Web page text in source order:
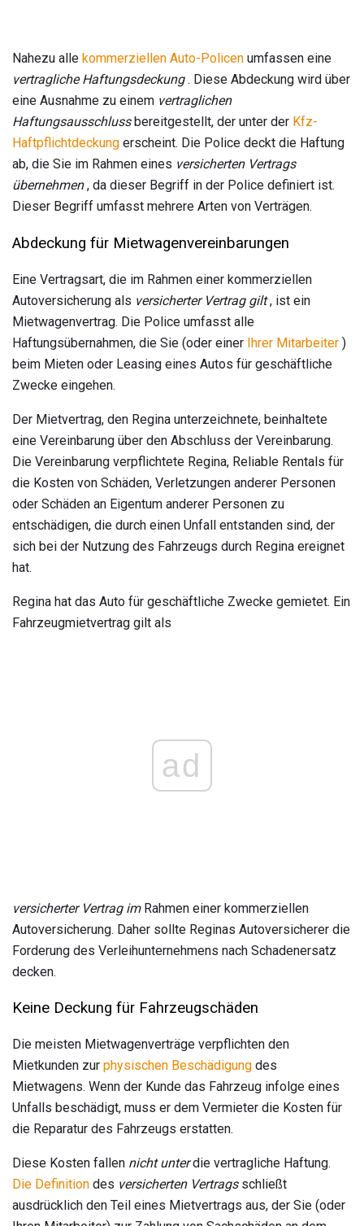
Nahezu alle kommerziellen Auto-Policen umfassen eine
vertragliche Haftungsdeckung. Diese Abdeckung wird über
eine Ausnahme zu einem vertraglichen
Haftungsausschlussbereitgestellt, der unter der Kfz-
Haftpflichtdeckung erscheint. Die Police deckt die Haftung
ab, die Sie im Rahmen eines versicherten Vertrags
übernehmen, da dieser Begriff in der Police definiert ist.
Dieser Begriff umfasst mehrere Arten von Verträgen.
Abdeckung für Mietwagenvereinbarungen
Eine Vertragsart, die im Rahmen einer kommerziellen
Autoversicherung als versicherter Vertrag gilt, ist ein
Mietwagenvertrag. Die Police umfasst alle
Haftungsübernahmen, die Sie (oder einer Ihrer Mitarbeiter )
beim Mieten oder Leasing eines Autos für geschäftliche
Zwecke eingehen.
Der Mietvertrag, den Regina unterzeichnete, beinhaltete
eine Vereinbarung über den Abschluss der Vereinbarung.
Die Vereinbarung verpflichtete Regina, Reliable Rentals für
die Kosten von Schäden, Verletzungen anderer Personen
oder Schäden an Eigentum anderer Personen zu
entschädigen, die durch einen Unfall entstanden sind, der
sich bei der Nutzung des Fahrzeugs durch Regina ereignet
hat.
Regina hat das Auto für geschäftliche Zwecke gemietet. Ein
Fahrzeugmietvertrag gilt als
ad
versicherter Vertrag imRahmen einer kommerziellen
Autoversicherung. Daher sollte Reginas Autoversicherer die
Forderung des Verleihunternehmens nach Schadenersatz
decken.
Keine Deckung für Fahrzeugschäden
Die meisten Mietwagenverträge verpflichten den
Mietkunden zur physischen Beschädigung des
Mietwagens. Wenn der Kunde das Fahrzeug infolge eines
Unfalls beschädigt, muss er dem Vermieter die Kosten für
die Reparatur des Fahrzeugs erstatten.
Diese Kosten fallen nicht unterdie vertragliche Haftung.
Die Definition des versicherten Vertragsschließt
ausdrücklich den Teil eines Mietvertrags aus, der Sie (oder